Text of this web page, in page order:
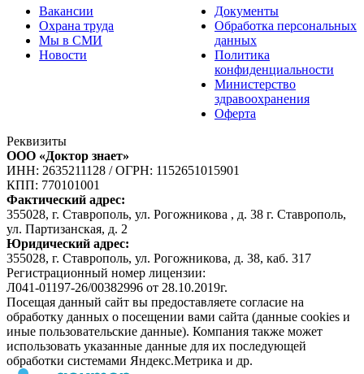
Вакансии
Охрана труда
Мы в СМИ
Новости
Документы
Обработка персональных
данных
Политика
конфиденциальности
Министерство
здравоохранения
Оферта
Реквизиты
ООО «Доктор знает»
ИНН: 2635211128 /ОГРН: 1152651015901
КПП: 770101001
Фактический адрес:
355028, г. Ставрополь, ул. Рогожникова , д. 38 г. Ставрополь,
ул. Партизанская, д. 2
Юридический адрес:
355028, г. Ставрополь, ул. Рогожникова, д. 38, каб. 317
Регистрационный номер лицензии:
Л041-01197-26/00382996 от 28.10.2019г.
Посещая данный сайт вы предоставляете согласие на
обработку данных о посещении вами сайта (данные cookies и
иные пользовательские данные). Компания также может
использовать указанные данные для их последующей
обработки системами Яндекс.Метрика и др.